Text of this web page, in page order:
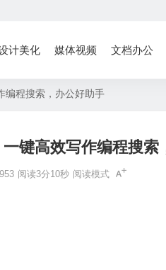
计美化 媒体视频 文档办公
编程搜索，办公好助手
键高效写作编程搜索
阅读3分10秒 阅读模式